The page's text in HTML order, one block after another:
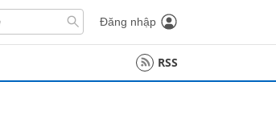
Đăng nhập
RSS